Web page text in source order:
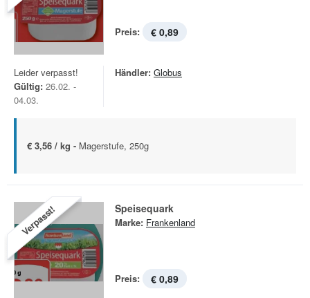
Preis: € 0,89
Leider verpasst!
Gültig: 26.02. -
04.03.
Händler: Globus
€ 3,56 / kg - Magerstufe, 250g
Verpasst! Speisequark
Marke: Frankenland
Preis: € 0,89